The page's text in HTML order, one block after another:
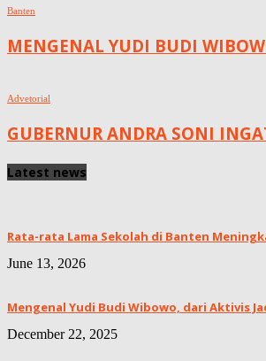
Banten
MENGENAL YUDI BUDI
Advetorial
GUBERNUR ANDRA SONI
Latest news
Rata-rata Lama Sekolah di Banten
June 13, 2026
Mengenal Yudi Budi Wibowo, dari Aktivis
December 22, 2025